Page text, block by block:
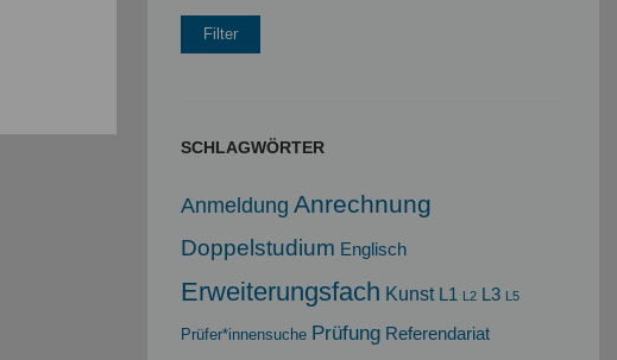
SCHLAGWÖRTER
Anmeldung Anrechnung
Doppelstudium Englisch
Erweiterungsfach Kunst L1 L2 L3 L5
Prüfer*innensuche Prüfung Referendariat